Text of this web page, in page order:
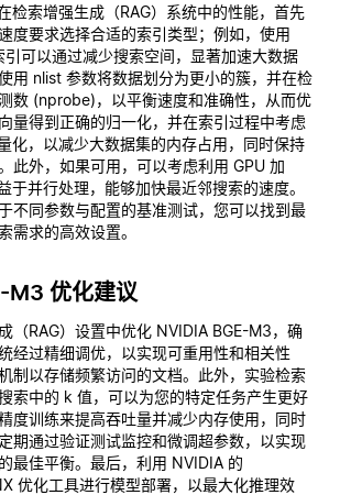
检索增强生成（RAG）系统中的性能，首先
度要求选择合适的索引类型；例如，使用
引可以通过减少搜索空间，显著加速大数据
用 nlist 参数将数据划分为更小的簇，并在检
数 (nprobe)，以平衡速度和准确性，从而优
量得到正确的归一化，并在索引过程中考虑
化，以减少大数据集的内存占用，同时保持
此外，如果可用，可以考虑利用 GPU 加
于并行处理，能够加快最近邻搜索的速度。
不同参数与配置的基准测试，您可以找到最
需求的高效设置。
M3 优化建议
（RAG）设置中优化 NVIDIA BGE-M3，确
经过精细调优，以实现可重用性和相关性
以存储频繁访问的文档。此外，实验检索
索中的 k 值，可以为您的特定任务产生更好
度训练来提高吞吐量并减少内存使用，同时
期通过验证测试监控和微调超参数，以实现
最佳平衡。最后，利用 NVIDIA 的
优化工具进行模型部署，以最大化推理效